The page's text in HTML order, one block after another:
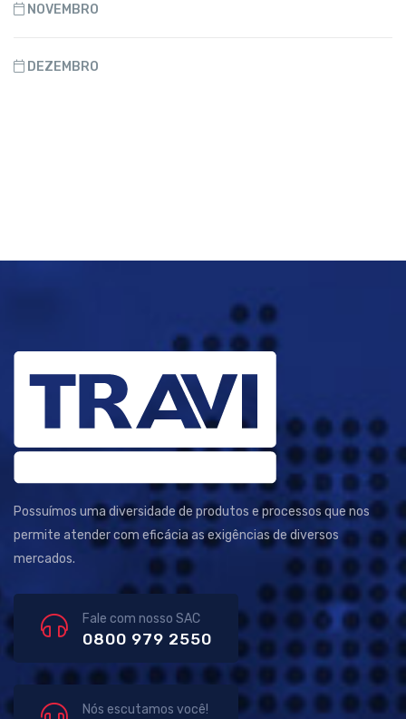
NOVEMBRO
DEZEMBRO
Possuímos uma diversidade de produtos e processos que nos
permite atender com eficácia as exigências de diversos
mercados.
Fale com nosso SAC
0800 979 2550
Nós escutamos você!